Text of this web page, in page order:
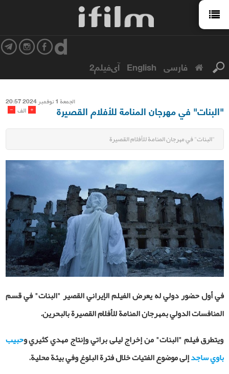
فارسی English آی‌فیلم2
الجمعة 1 نوفمبر 2024 20:57
- الف + "البنات" في مهرجان المنامة للأفلام القصيرة
"البنات" في مهرجان المنامة للأفلام القصيرة
في أول حضور دولي له يعرض الفيلم الإيراني القصير "البنات" في قسم
المنافسات الدولي بمهرجان المنامة للأفلام القصيرة بالبحرين.
ويتطرق فيلم "البنات" من إخراج ليلى براتي وإنتاج مهدي كثيري وحبيب
باوي ساجدإلى موضوع الفتيات خلال فترة البلوغ وفي بيئة محلية.